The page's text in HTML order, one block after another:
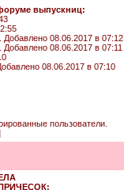
выпускниц:
Добавлено 08.06.2017 в 07:12
Добавлено 08.06.2017 в 07:11
08.06.2017 в 07:10
пользователи.